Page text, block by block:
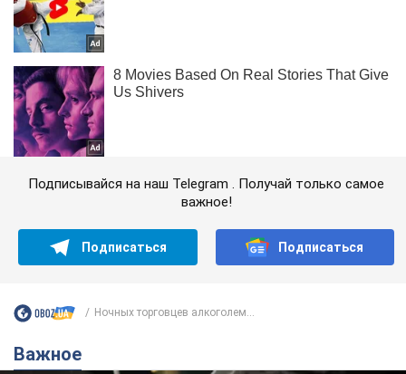
Подписывайся на наш Telegram . Получай только самое
важное!
Подписаться Подписаться
Ночных торговцев алкоголем...
Важное